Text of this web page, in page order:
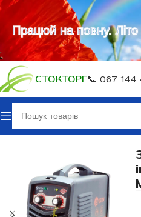
СТОКТОРГ📞 067 144
Зварювальне обладнання
Працюй на повну. Літо